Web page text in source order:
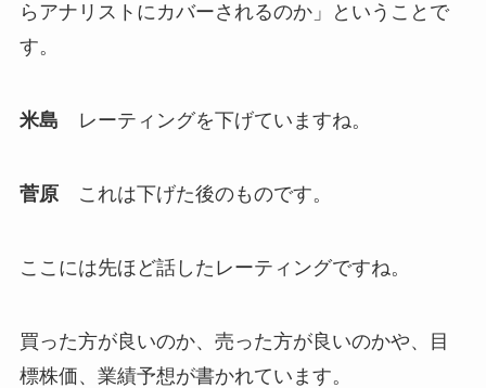
らアナリストにカバーされるのか」ということで
す。
米島 レーティングを下げていますね。
菅原これは下げた後のものです。
ここには先ほど話したレーティングですね。
買った方が良いのか、売った方が良いのかや、目
標株価、業績予想が書かれています。